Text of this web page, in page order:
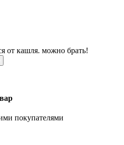
от кашля. можно брать!
покупателями